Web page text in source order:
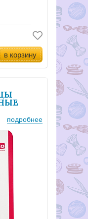
в корзину
подробнее